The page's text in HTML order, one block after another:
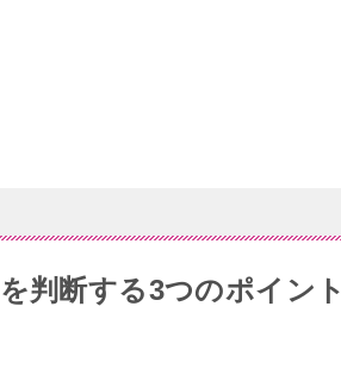
判断する3つのポイント